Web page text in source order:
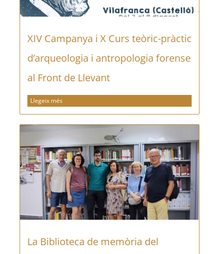
XIV Campanya i X Curs teòric-pràctic
d’arqueologia i antropologia forense
al Front de Llevant
Llegeix més
La Biblioteca de memòria del